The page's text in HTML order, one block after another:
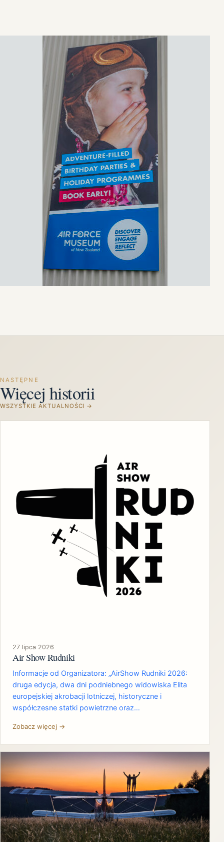
NASTĘPNE
Więcej historii
WSZYSTKIE AKTUALNOŚCI →
27 lipca 2026
Air Show Rudniki
Informacje od Organizatora: „AirShow Rudniki 2026:
druga edycja, dwa dni podniebnego widowiska Elita
europejskiej akrobacji lotniczej, historyczne i
współczesne statki powietrzne oraz…
Zobacz więcej →